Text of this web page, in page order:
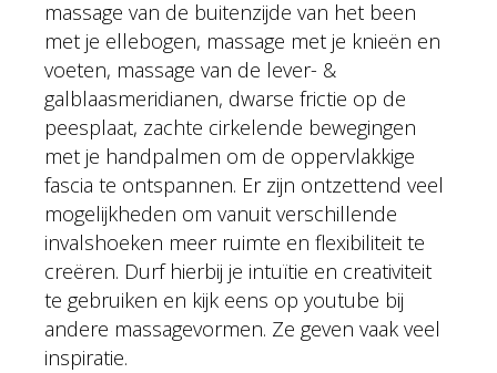
massage van de buitenzijde van het been
met je ellebogen, massage met je knieën en
voeten, massage van de lever- &
galblaasmeridianen, dwarse frictie op de
peesplaat, zachte cirkelende bewegingen
met je handpalmen om de oppervlakkige
fascia te ontspannen. Er zijn ontzettend veel
mogelijkheden om vanuit verschillende
invalshoeken meer ruimte en flexibiliteit te
creëren. Durf hierbij je intuïtie en creativiteit
te gebruiken en kijk eens op youtube bij
andere massagevormen. Ze geven vaak veel
inspiratie.